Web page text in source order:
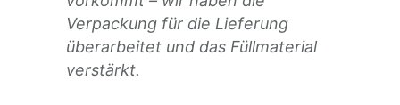
Verpackung für die Lieferung
überarbeitet und das Füllmaterial
verstärkt.